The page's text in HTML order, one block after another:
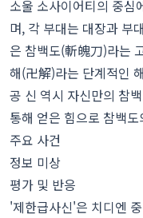
소울 소사이어티의 중심
며, 각 부대는 대장과 부
은 참백도(斬魄刀)라는
해(卍解)라는 단계적인
공 신 역시 자신만의 참
통해 얻은 힘으로 참백
주요 사건
정보 미상
평가 및 반응
'제한급사신'은 치디엔